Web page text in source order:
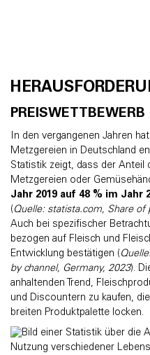
PREISWETTBEWERB
In den vergangenen Jahren
Metzgereien in Deutschland
Statistik zeigt, dass der Anteil
Metzgereien oder
Jahr 2019 auf 48 % im Jahr
( Quelle: statista.com, Share of
Auch bei spezifischer
bezogen auf Fleisch und
Entwicklung bestätigen (
by channel, Germany, 2023).
anhaltenden Trend,
und Discountern zu kaufen,
breiten Produktpalette locken.